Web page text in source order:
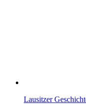
Lausitzer